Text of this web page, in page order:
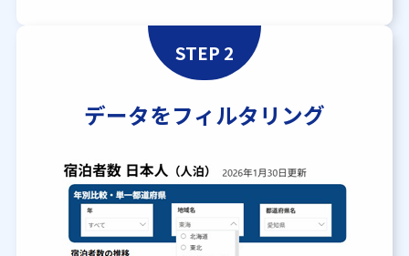
STEP 2
データをフィルタリング